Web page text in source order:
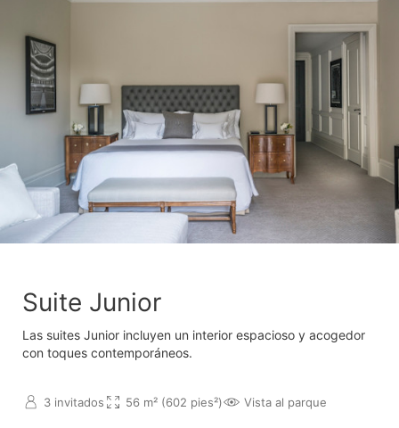
Suite Junior
Las suites Junior incluyen un interior espacioso y acogedor
con toques contemporáneos.
3 invitados 56 m² (602 pies²) Vista al parque